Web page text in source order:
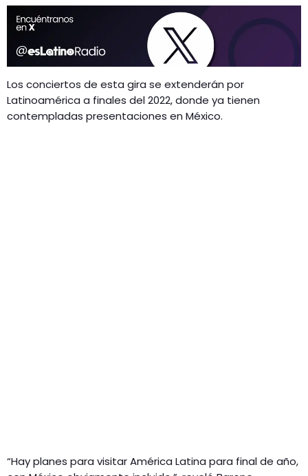
Los conciertos de esta gira se extenderán por
Latinoamérica a finales del 2022, donde ya tienen
contempladas presentaciones en México.
“Hay planes para visitar América Latina para final de año,